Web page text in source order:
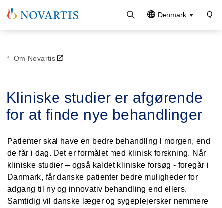
Denmark
Om Novartis
Kliniske studier er afgørende
for at finde nye behandlinger
Patienter skal have en bedre behandling i morgen, end
de får i dag. Det er formålet med klinisk forskning. Når
kliniske studier – også kaldet kliniske forsøg - foregår i
Danmark, får danske patienter bedre muligheder for
adgang til ny og innovativ behandling end ellers.
Samtidig vil danske læger og sygeplejersker nemmere